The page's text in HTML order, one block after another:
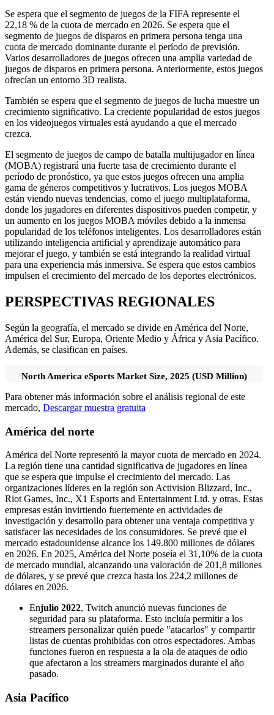
Se espera que el segmento de juegos de la FIFA represente el
22,18 % de la cuota de mercado en 2026. Se espera que el
segmento de juegos de disparos en primera persona tenga una
cuota de mercado dominante durante el período de previsión.
Varios desarrolladores de juegos ofrecen una amplia variedad de
juegos de disparos en primera persona. Anteriormente, estos juegos
ofrecían un entorno 3D realista.
También se espera que el segmento de juegos de lucha muestre un
crecimiento significativo. La creciente popularidad de estos juegos
en los videojuegos virtuales está ayudando a que el mercado
crezca.
El segmento de juegos de campo de batalla multijugador en línea
(MOBA) registrará una fuerte tasa de crecimiento durante el
período de pronóstico, ya que estos juegos ofrecen una amplia
gama de géneros competitivos y lucrativos. Los juegos MOBA
están viendo nuevas tendencias, como el juego multiplataforma,
donde los jugadores en diferentes dispositivos pueden competir, y
un aumento en los juegos MOBA móviles debido a la inmensa
popularidad de los teléfonos inteligentes. Los desarrolladores están
utilizando inteligencia artificial y aprendizaje automático para
mejorar el juego, y también se está integrando la realidad virtual
para una experiencia más inmersiva. Se espera que estos cambios
impulsen el crecimiento del mercado de los deportes electrónicos.
PERSPECTIVAS REGIONALES
Según la geografía, el mercado se divide en América del Norte,
América del Sur, Europa, Oriente Medio y África y Asia Pacífico.
Además, se clasifican en países.
North America eSports Market Size, 2025 (USD Million)
Para obtener más información sobre el análisis regional de este
mercado, Descargar muestra gratuita
América del norte
América del Norte representó la mayor cuota de mercado en 2024.
La región tiene una cantidad significativa de jugadores en línea
que se espera que impulse el crecimiento del mercado. Las
organizaciones líderes en la región son Activision Blizzard, Inc.,
Riot Games, Inc., X1 Esports and Entertainment Ltd. y otras. Estas
empresas están invirtiendo fuertemente en actividades de
investigación y desarrollo para obtener una ventaja competitiva y
satisfacer las necesidades de los consumidores. Se prevé que el
mercado estadounidense alcance los 149.800 millones de dólares
en 2026. En 2025, América del Norte poseía el 31,10% de la cuota
de mercado mundial, alcanzando una valoración de 201,8 millones
de dólares, y se prevé que crezca hasta los 224,2 millones de
dólares en 2026.
Enjulio 2022, Twitch anunció nuevas funciones de
seguridad para su plataforma. Esto incluía permitir a los
streamers personalizar quién puede "atacarlos" y compartir
listas de cuentas prohibidas con otros espectadores. Ambas
funciones fueron en respuesta a la ola de ataques de odio
que afectaron a los streamers marginados durante el año
pasado.
Asia Pacífico